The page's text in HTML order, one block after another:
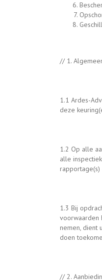
// 1.
1.1 Ardes-
deze
1.2 Op alle
alle
1.3 Bij
voorwaarden
nemen, dient
doen
// 2.